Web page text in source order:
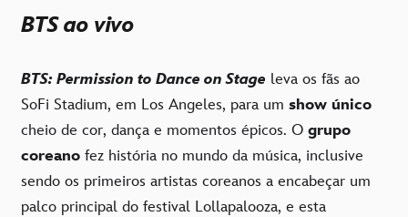
BTS ao vivo
BTS: Permission to Dance on Stage leva os fãs ao
SoFi Stadium, em Los Angeles, para um show único
cheio de cor, dança e momentos épicos. O grupo
coreano fez história no mundo da música, inclusive
sendo os primeiros artistas coreanos a encabeçar um
palco principal do festival Lollapalooza, e esta